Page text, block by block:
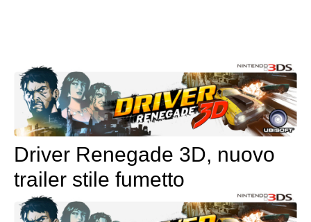
Driver Renegade 3D, nuovo
trailer stile fumetto